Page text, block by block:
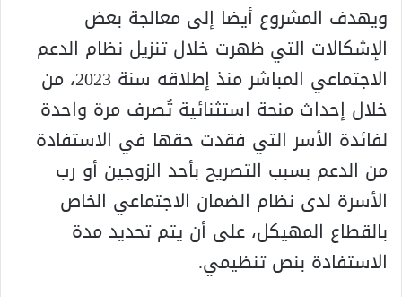
ويهدف المشروع أيضا إلى معالجة بعض
الإشكالات التي ظهرت خلال تنزيل نظام الدعم
الاجتماعي المباشر منذ إطلاقه سنة 2023، من
خلال إحداث منحة استثنائية تُصرف مرة واحدة
لفائدة الأسر التي فقدت حقها في الاستفادة
من الدعم بسبب التصريح بأحد الزوجين أو رب
الأسرة لدى نظام الضمان الاجتماعي الخاص
بالقطاع المهيكل، على أن يتم تحديد مدة
الاستفادة بنص تنظيمي.